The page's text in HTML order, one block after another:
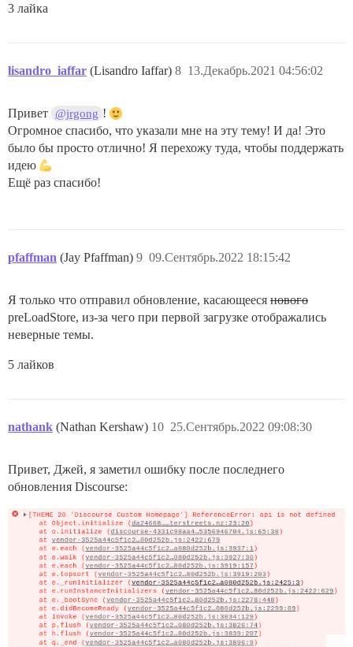
3 лайка
lisandro_iaffar (Lisandro Iaffar) 13.Декабрь.2021 04:56:02
8
Привет @jrgong !
Огромное спасибо, что указали мне на эту тему! И да! Это
было бы просто отлично! Я перехожу туда, чтобы поддержать
идею
Ещё раз спасибо!
pfaffman (Jay Pfaffman) 09.Сентябрь.2022 18:15:42
9
Я только что отправил обновление, касающееся нового
preLoadStore, из-за чего при первой загрузке отображались
неверные темы.
5 лайков
nathank (Nathan Kershaw) 25.Сентябрь.2022 09:08:30
10
Привет, Джей, я заметил ошибку после последнего
обновления Discourse: